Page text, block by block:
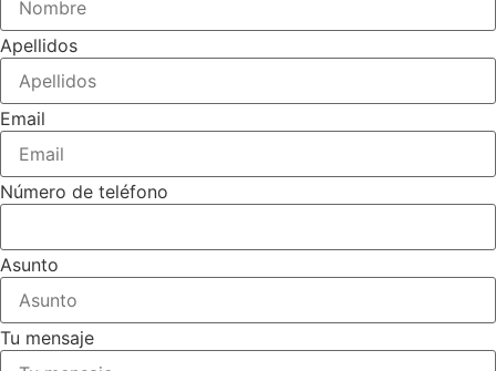
Apellidos
Email
Número de teléfono
Asunto
Tu mensaje